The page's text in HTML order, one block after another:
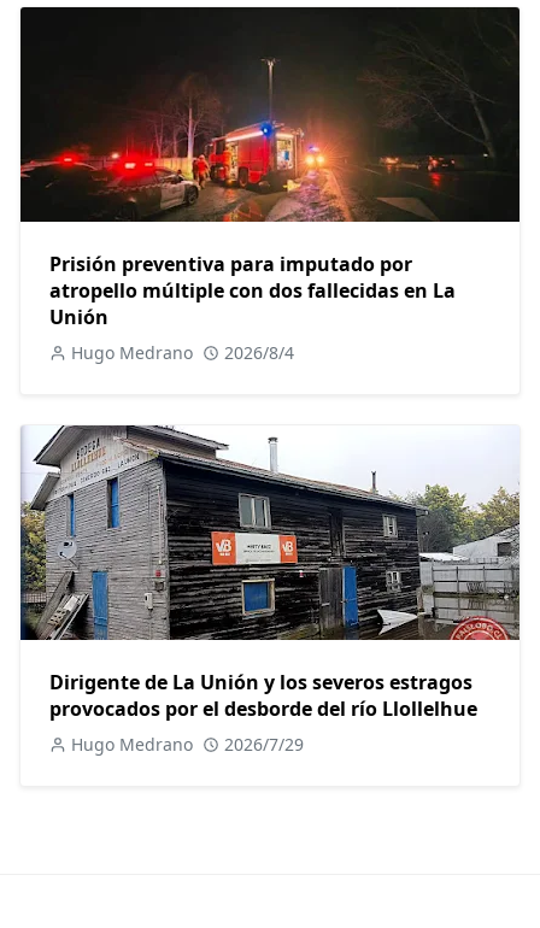
Prisión preventiva para imputado por
atropello múltiple con dos fallecidas en La
Unión
Hugo Medrano 2026/8/4
Dirigente de La Unión y los severos estragos
provocados por el desborde del río Llollelhue
Hugo Medrano 2026/7/29